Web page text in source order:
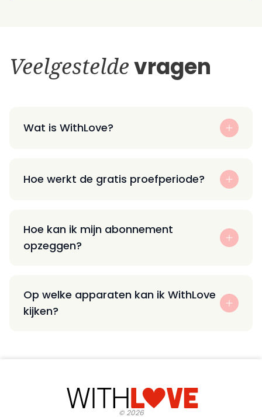
Veelgesteldevragen
Wat is WithLove?
Hoe werkt de gratis proefperiode?
Hoe kan ik mijn abonnement
opzeggen?
Op welke apparaten kan ik WithLove
kijken?
©2026